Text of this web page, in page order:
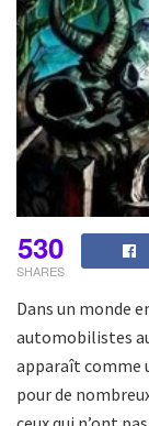
530
SHARES
Dans un monde
automobilistes
apparaît comme
pour de